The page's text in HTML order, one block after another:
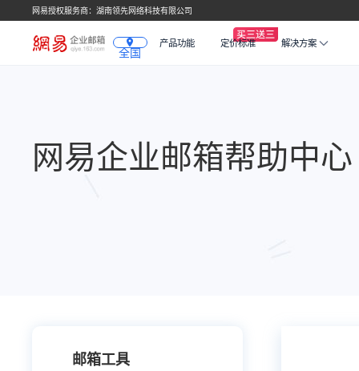
网易授权服务商：湖南领先网络科技有限公司
全国
产品功能 定价标准 解决方案
网易企业邮箱帮助中心
邮箱工具